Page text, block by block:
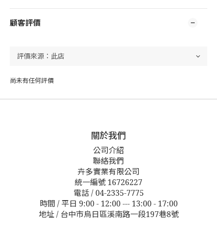
顧客評價
尚未有任何評價
關於我們
公司介紹
聯絡我們
卉多實業有限公司
統一編號 16726227
電話 / 04-2335-7775
時間 / 平日 9:00 - 12:00 --- 13:00 - 17:00
地址 / 台中市烏日區溪南路一段197巷8號